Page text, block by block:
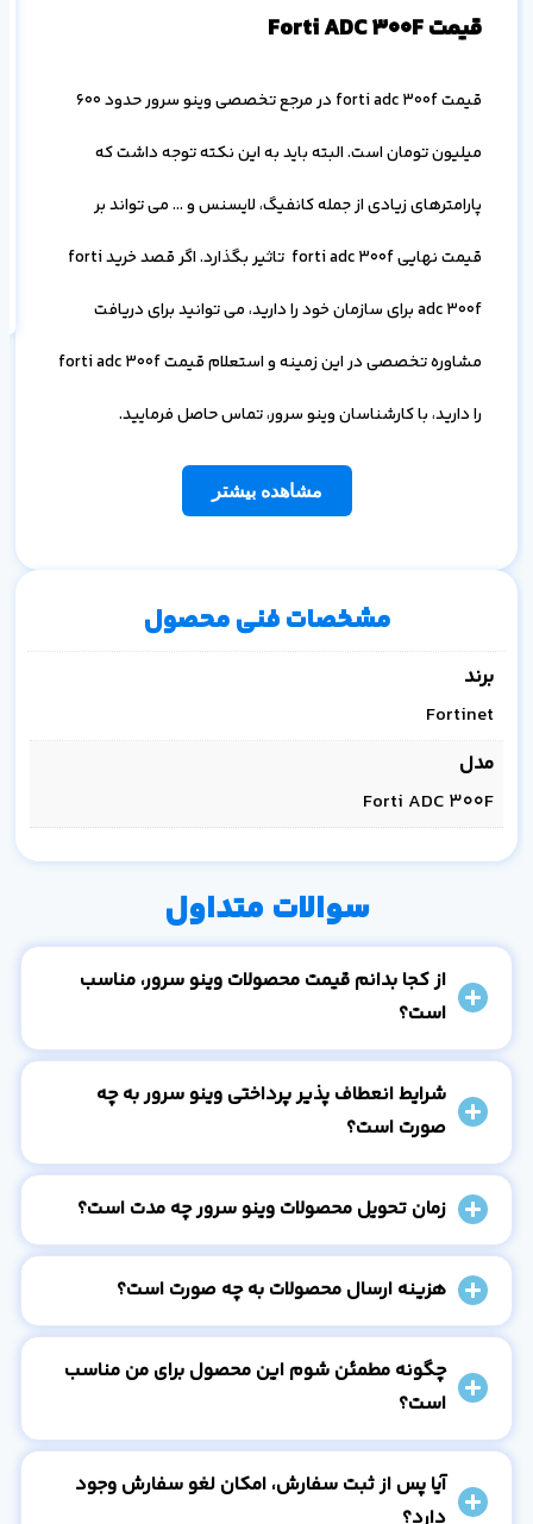
قیمت Forti ADC 300F
قیمت forti adc 300f در مرجع تخصصی وینو سرور حدود 600
میلیون تومان است. البته باید به این نکته توجه داشت که
پارامترهای زیادی از جمله کانفیگ، لایسنس و … می تواند بر
قیمت نهایی forti adc 300f تاثیر بگذارد. اگر قصد خرید forti
adc 300f برای سازمان خود را دارید، می توانید برای دریافت
مشاوره تخصصی در این زمینه و استعلام قیمت forti adc 300f
را دارید، با کارشناسان وینو سرور، تماس حاصل فرمایید.
مشاهده بیشتر
مشخصات فنی محصول
برند
Fortinet
مدل
Forti ADC 300F
سوالات متداول
از کجا بدانم قیمت محصولات وینو سرور، مناسب
است؟
شرایط انعطاف پذیر پرداختی وینو سرور به چه
صورت است؟
زمان تحویل محصولات وینو سرور چه مدت است؟
هزینه ارسال محصولات به چه صورت است؟
چگونه مطمئن شوم این محصول برای من مناسب
است؟
آیا پس از ثبت سفارش، امکان لغو سفارش وجود